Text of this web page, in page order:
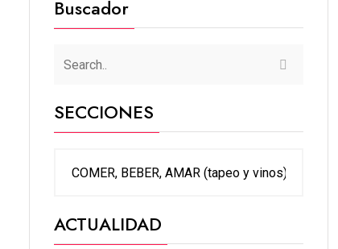
Buscador
SECCIONES
ACTUALIDAD